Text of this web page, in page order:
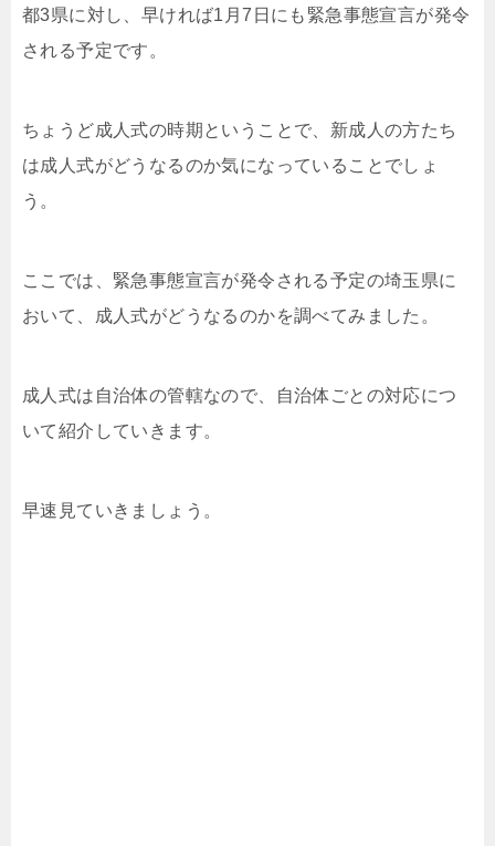
都3県に対し、早ければ1月7日にも緊急事態宣言が発令
される予定です。
ちょうど成人式の時期ということで、新成人の方たち
は成人式がどうなるのか気になっていることでしょ
う。
ここでは、緊急事態宣言が発令される予定の埼玉県に
おいて、成人式がどうなるのかを調べてみました。
成人式は自治体の管轄なので、自治体ごとの対応につ
いて紹介していきます。
早速見ていきましょう。